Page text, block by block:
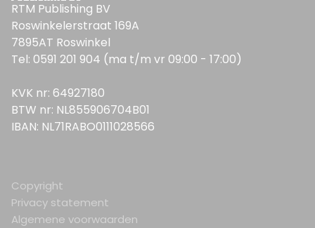
RTM Publishing BV
Roswinkelerstraat 169A
7895AT Roswinkel
Tel: 0591 201 904 (ma t/m vr 09:00 - 17:00)
KVK nr: 64927180
BTW nr: NL855906704B01
IBAN: NL71RABO0111028566
Copyright
Privacy statement
Algemene voorwaarden